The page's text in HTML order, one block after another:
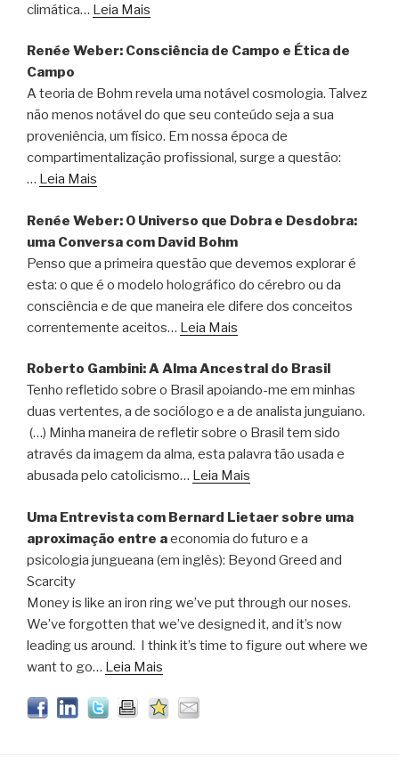
climática… Leia Mais
Renée Weber: Consciência de Campo e Ética de
Campo
A teoria de Bohm revela uma notável cosmologia. Talvez
não menos notável do que seu conteúdo seja a sua
proveniência, um físico. Em nossa época de
compartimentalização profissional, surge a questão:
… Leia Mais
Renée Weber: O Universo que Dobra e Desdobra:
uma Conversa com David Bohm
Penso que a primeira questão que devemos explorar é
esta: o que é o modelo holográfico do cérebro ou da
consciência e de que maneira ele difere dos conceitos
correntemente aceitos… Leia Mais
Roberto Gambini: A Alma Ancestral do Brasil
Tenho refletido sobre o Brasil apoiando-me em minhas
duas vertentes, a de sociólogo e a de analista junguiano.
(…) Minha maneira de refletir sobre o Brasil tem sido
através da imagem da alma, esta palavra tão usada e
abusada pelo catolicismo… Leia Mais
Uma Entrevista com Bernard Lietaer sobre uma
aproximação entre aeconomia do futuro e a
psicologia jungueana (em inglês): Beyond Greed and
Scarcity
Money is like an iron ring we’ve put through our noses.
We’ve forgotten that we’ve designed it, and it’s now
leading us around. I think it’s time to figure out where we
want to go… Leia Mais